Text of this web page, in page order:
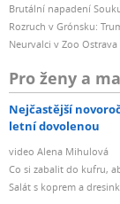
Zesilovače
jedinečný
součástí
ovládání pomocí
prvků.
Hliníkový
ovládací
prvky mají
Brutální napadení
Rozruch v Grónsku:
Neurvalci v Zoo
Pro ženy a
Nejčastější
letní dovolenou
video Alena Mihulová
Co si zabalit do kufru,
Salát s koprem a